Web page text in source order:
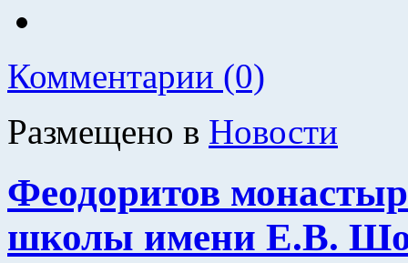
Комментарии (0)
Размещено в Новости
Феодоритов
школы имени Е.В.